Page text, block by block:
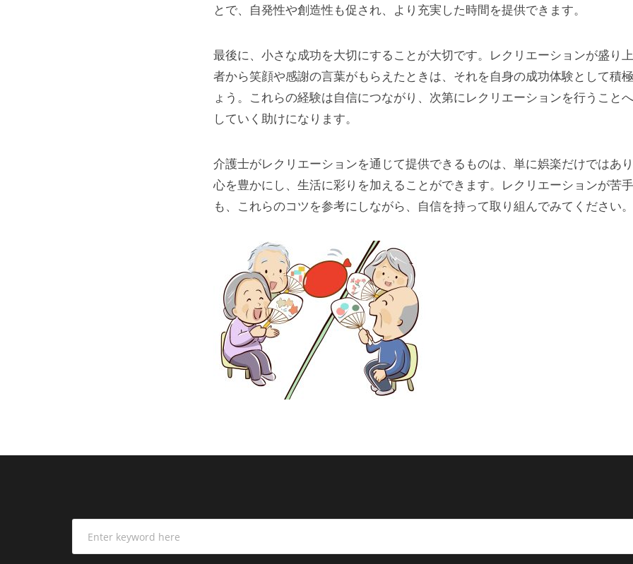
とで、自発性や創造性も促され、より充実した時間を提供できます。
最後に、小さな成功を大切にすることが大切です。レクリエーションが盛り
者から笑顔や感謝の言葉がもらえたときは、それを自身の成功体験として積
ょう。これらの経験は自信につながり、次第にレクリエーションを行うこと
していく助けになります。
介護士がレクリエーションを通じて提供できるものは、単に娯楽だけではあ
心を豊かにし、生活に彩りを加えることができます。レクリエーションが苦
も、これらのコツを参考にしながら、自信を持って取り組んでみてください。